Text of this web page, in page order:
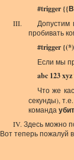
#trigger
пробивать
#trigger
Если мы
abc 123 xyz
Что же
секунды),
команда
Здесь можно
Вот теперь пожалуй